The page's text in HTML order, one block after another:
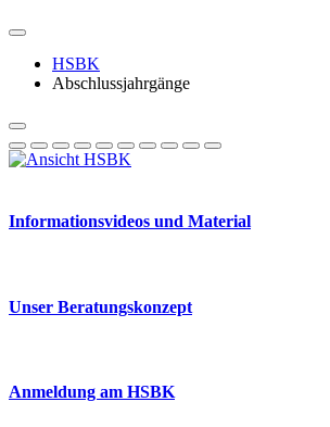
HSBK
Abschlussjahrgänge
Informationsvideos und Material
Unser Beratungskonzept
Anmeldung am HSBK